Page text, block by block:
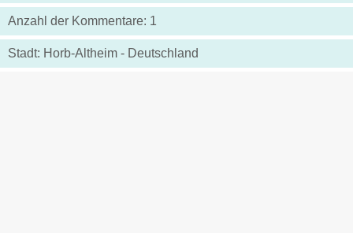
Anzahl der Kommentare: 1
Stadt: Horb-Altheim - Deutschland